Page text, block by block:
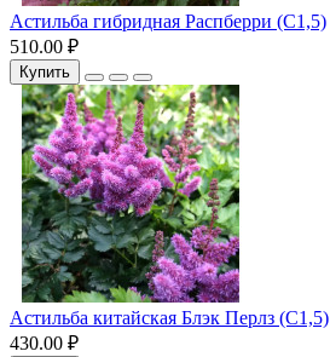
Астильба гибридная Распберри (С1,5)
510.00 ₽
Купить
Астильба китайская Блэк Перлз (С1,5)
430.00 ₽